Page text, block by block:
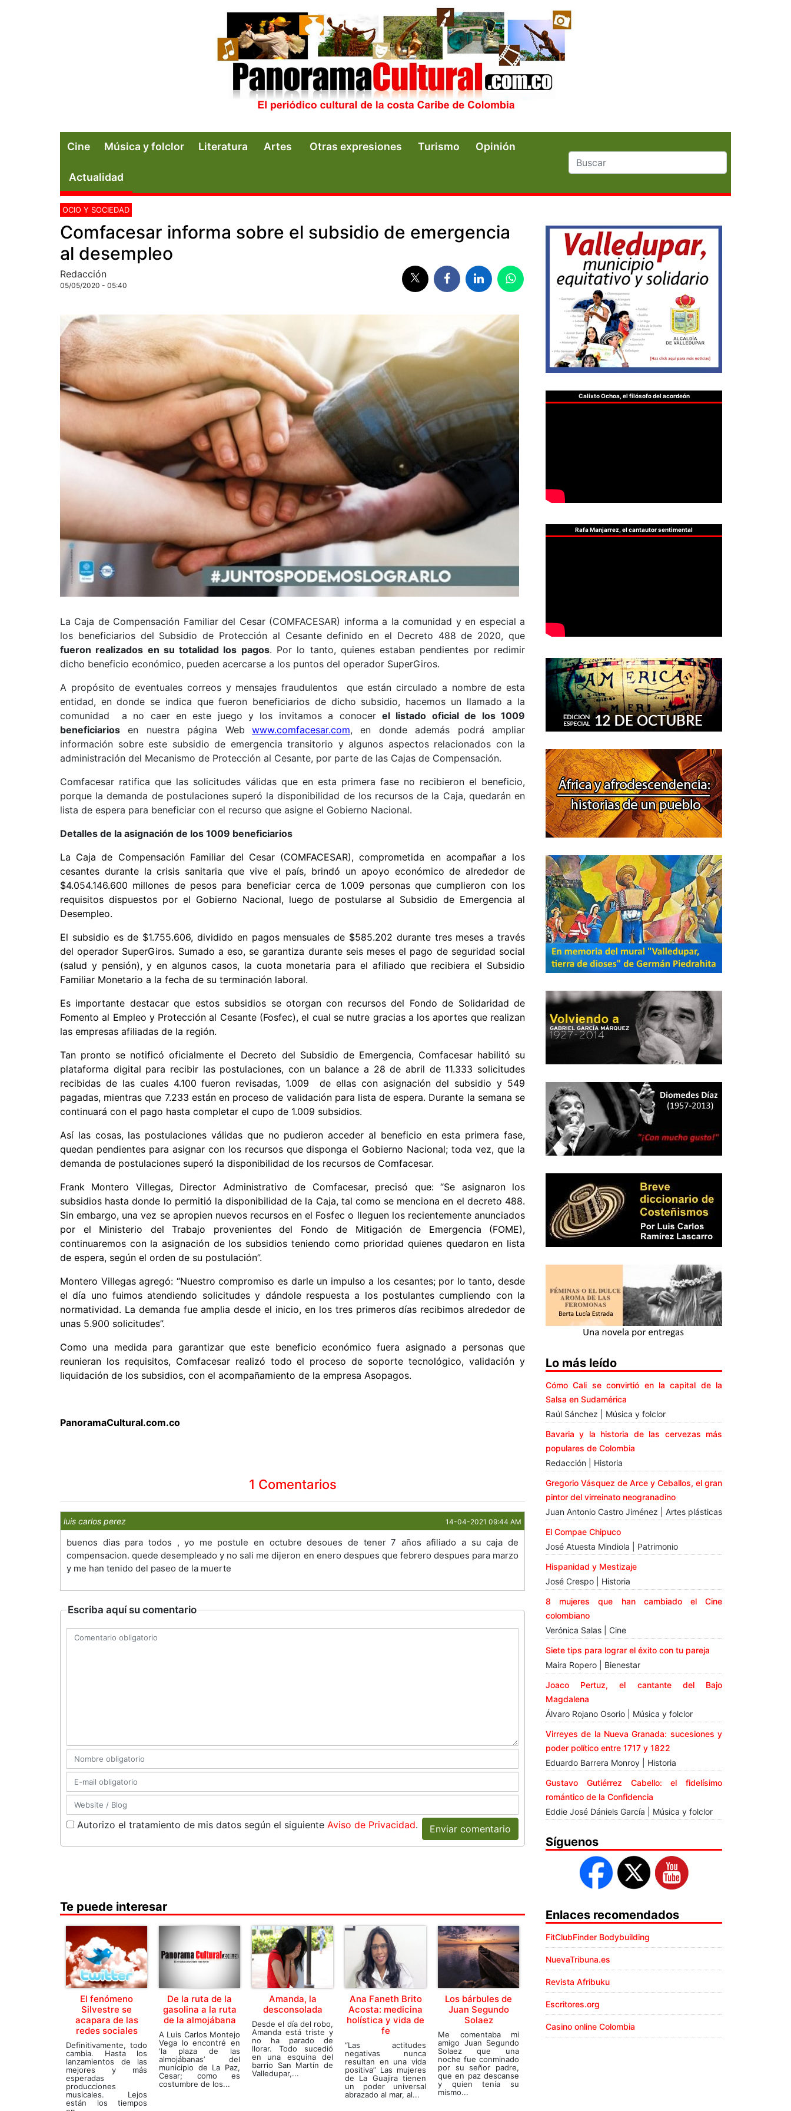
Cine Música y folclor Literatura Artes Otras expresiones Turismo Opinión
Actualidad
OCIO Y SOCIEDAD
Comfacesar informa sobre el subsidio de emergencia
al desempleo
Redacción
05/05/2020 - 05:40
La Caja de Compensación Familiar del Cesar (COMFACESAR) informa a la comunidad y en especial a
los beneficiarios del Subsidio de Protección al Cesante definido en el Decreto 488 de 2020, que
fueron realizados en su totalidad los pagos. Por lo tanto, quienes estaban pendientes por redimir
dicho beneficio económico, pueden acercarse a los puntos del operador SuperGiros.
A propósito de eventuales correos y mensajes fraudulentos que están circulado a nombre de esta
entidad, en donde se indica que fueron beneficiarios de dicho subsidio, hacemos un llamado a la
comunidad a no caer en este juego y los invitamos a conocerel listado oficial de los 1009
beneficiarios en nuestra página Web www.comfacesar.com, en donde además podrá ampliar
información sobre este subsidio de emergencia transitorio y algunos aspectos relacionados con la
administración del Mecanismo de Protección al Cesante, por parte de las Cajas de Compensación.
Comfacesar ratifica que las solicitudes válidas que en esta primera fase no recibieron el beneficio,
porque la demanda de postulaciones superó la disponibilidad de los recursos de la Caja, quedarán en
lista de espera para beneficiar con el recurso que asigne el Gobierno Nacional.
Detalles de la asignación de los 1009 beneficiarios
La Caja de Compensación Familiar del Cesar (COMFACESAR), comprometida en acompañar a los
cesantes durante la crisis sanitaria que vive el país, brindó un apoyo económico de alrededor de
$4.054.146.600 millones de pesos para beneficiar cerca de 1.009 personas que cumplieron con los
requisitos dispuestos por el Gobierno Nacional, luego de postularse al Subsidio de Emergencia al
Desempleo.
El subsidio es de $1.755.606, dividido en pagos mensuales de $585.202 durante tres meses a través
del operador SuperGiros. Sumado a eso, se garantiza durante seis meses el pago de seguridad social
(salud y pensión), y en algunos casos, la cuota monetaria para el afiliado que recibiera el Subsidio
Familiar Monetario a la fecha de su terminación laboral.
Es importante destacar que estos subsidios se otorgan con recursos del Fondo de Solidaridad de
Fomento al Empleo y Protección al Cesante (Fosfec), el cual se nutre gracias a los aportes que realizan
las empresas afiliadas de la región.
Tan pronto se notificó oficialmente el Decreto del Subsidio de Emergencia, Comfacesar habilitó su
plataforma digital para recibir las postulaciones, con un balance a 28 de abril de 11.333 solicitudes
recibidas de las cuales 4.100 fueron revisadas, 1.009 de ellas con asignación del subsidio y 549
pagadas, mientras que 7.233 están en proceso de validación para lista de espera. Durante la semana se
continuará con el pago hasta completar el cupo de 1.009 subsidios.
Así las cosas, las postulaciones válidas que no pudieron acceder al beneficio en esta primera fase,
quedan pendientes para asignar con los recursos que disponga el Gobierno Nacional; toda vez, que la
demanda de postulaciones superó la disponibilidad de los recursos de Comfacesar.
Frank Montero Villegas, Director Administrativo de Comfacesar, precisó que: “Se asignaron los
subsidios hasta donde lo permitió la disponibilidad de la Caja, tal como se menciona en el decreto 488.
Sin embargo, una vez se apropien nuevos recursos en el Fosfec o lleguen los recientemente anunciados
por el Ministerio del Trabajo provenientes del Fondo de Mitigación de Emergencia (FOME),
continuaremos con la asignación de los subsidios teniendo como prioridad quienes quedaron en lista
de espera, según el orden de su postulación”.
Montero Villegas agregó: “Nuestro compromiso es darle un impulso a los cesantes; por lo tanto, desde
el día uno fuimos atendiendo solicitudes y dándole respuesta a los postulantes cumpliendo con la
normatividad. La demanda fue amplia desde el inicio, en los tres primeros días recibimos alrededor de
unas 5.900 solicitudes”.
Como una medida para garantizar que este beneficio económico fuera asignado a personas que
reunieran los requisitos, Comfacesar realizó todo el proceso de soporte tecnológico, validación y
liquidación de los subsidios, con el acompañamiento de la empresa Asopagos.
PanoramaCultural.com.co
1 Comentarios
luis carlos perez 14-04-2021 09:44 AM
buenos dias para todos , yo me postule en octubre desoues de tener 7 años afiliado a su caja de
compensacion. quede desempleado y no sali me dijeron en enero despues que febrero despues para marzo
y me han tenido del paseo de la muerte
Escriba aquí su comentario
Autorizo el tratamiento de mis datos según el siguiente Aviso de Privacidad. Enviar comentario
Te puede interesar
El fenómeno
Silvestre se
acapara de las
redes sociales
Definitivamente, todo
cambia. Hasta los
lanzamientos de las
mejores y más
esperadas
producciones
musicales. Lejos
están los tiempos
De la ruta de la
gasolina a la ruta
de la almojábana
A Luis Carlos Montejo
Vega lo encontré en
‘la plaza de las
almojábanas’ del
municipio de La Paz,
Cesar; como es
costumbre de los...
Amanda, la
desconsolada
Desde el día del robo,
Amanda está triste y
no ha parado de
llorar. Todo sucedió
en una esquina del
barrio San Martín de
Valledupar,...
Ana Faneth Brito
Acosta: medicina
holística y vida de
fe
“Las actitudes
negativas nunca
resultan en una vida
positiva” Las mujeres
de La Guajira tienen
un poder universal
abrazado al mar, al...
Los bárbules de
Juan Segundo
Solaez
Me comentaba mi
amigo Juan Segundo
Solaez que una
noche fue conminado
por su señor padre,
que en paz descanse
y quien tenía su
mismo...
Calixto Ochoa, el filósofo del acordeón
Rafa Manjarrez, el cantautor sentimental
Lo más leído
Cómo Cali se convirtió en la capital de la
Salsa en Sudamérica
Raúl Sánchez | Música y folclor
Bavaria y la historia de las cervezas más
populares de Colombia
Redacción | Historia
Gregorio Vásquez de Arce y Ceballos, el gran
pintor del virreinato neogranadino
Juan Antonio Castro Jiménez | Artes plásticas
El Compae Chipuco
José Atuesta Mindiola | Patrimonio
Hispanidad y Mestizaje
José Crespo | Historia
8 mujeres que han cambiado el Cine
colombiano
Verónica Salas | Cine
Siete tips para lograr el éxito con tu pareja
Maira Ropero | Bienestar
Joaco Pertuz, el cantante del Bajo
Magdalena
Álvaro Rojano Osorio | Música y folclor
Virreyes de la Nueva Granada: sucesiones y
poder político entre 1717 y 1822
Eduardo Barrera Monroy | Historia
Gustavo Gutiérrez Cabello: el fidelísimo
romántico de la Confidencia
Eddie José Dániels García | Música y folclor
Síguenos
Enlaces recomendados
FitClubFinder Bodybuilding
NuevaTribuna.es
Revista Afribuku
Escritores.org
Casino online Colombia